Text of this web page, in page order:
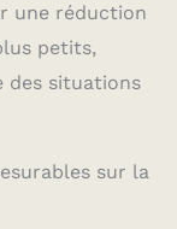
une réduction
petits,
des situations
sur la